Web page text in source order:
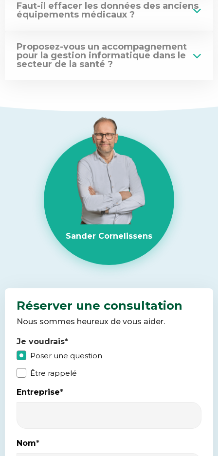
Faut-il effacer les données des anciens
équipements médicaux ?
Proposez-vous un accompagnement
pour la gestion informatique dans le
secteur de la santé ?
Sander Cornelissens
Réserver une consultation
Nous sommes heureux de vous aider.
Je voudrais*
Poser une question
Être rappelé
Entreprise*
Nom*